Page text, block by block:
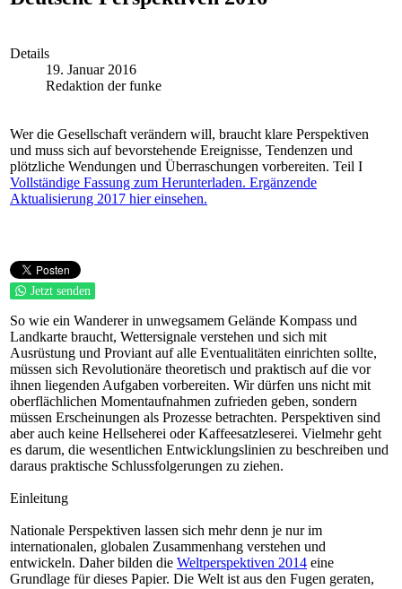
Details
19. Januar 2016
Redaktion der funke
Wer die Gesellschaft verändern will, braucht klare Perspektiven
und muss sich auf bevorstehende Ereignisse, Tendenzen und
plötzliche Wendungen und Überraschungen vorbereiten. Teil I
Vollständige Fassung zum Herunterladen. Ergänzende
Aktualisierung 2017 hier einsehen.
Jetzt senden
So wie ein Wanderer in unwegsamem Gelände Kompass und
Landkarte braucht, Wettersignale verstehen und sich mit
Ausrüstung und Proviant auf alle Eventualitäten einrichten sollte,
müssen sich Revolutionäre theoretisch und praktisch auf die vor
ihnen liegenden Aufgaben vorbereiten. Wir dürfen uns nicht mit
oberflächlichen Momentaufnahmen zufrieden geben, sondern
müssen Erscheinungen als Prozesse betrachten. Perspektiven sind
aber auch keine Hellseherei oder Kaffeesatzleserei. Vielmehr geht
es darum, die wesentlichen Entwicklungslinien zu beschreiben und
daraus praktische Schlussfolgerungen zu ziehen.
Einleitung
Nationale Perspektiven lassen sich mehr denn je nur im
internationalen, globalen Zusammenhang verstehen und
entwickeln. Daher bilden die Weltperspektiven 2014 eine
Grundlage für dieses Papier. Die Welt ist aus den Fugen geraten,